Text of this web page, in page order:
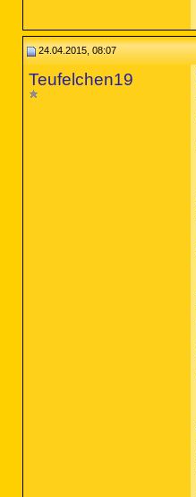
24.04.2015, 08:07
Teufelchen19